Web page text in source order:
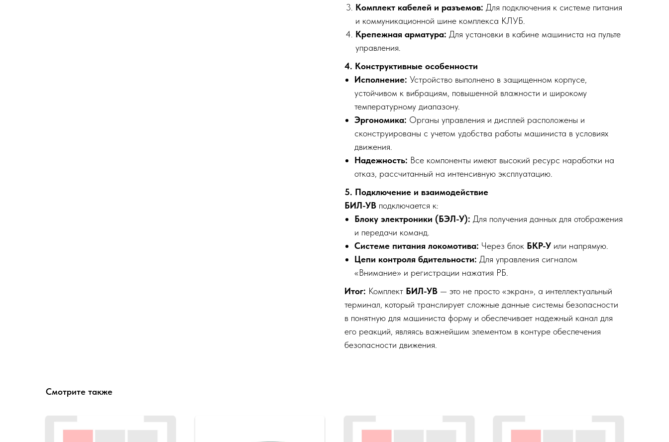
Комплект кабелей и разъемов: Для подключения к системе питания
и коммуникационной шине комплекса КЛУБ.
Крепежная арматура: Для установки в кабине машиниста на пульте
управления.
4. Конструктивные особенности
Исполнение: Устройство выполнено в защищенном корпусе,
устойчивом к вибрациям, повышенной влажности и широкому
температурному диапазону.
Эргономика: Органы управления и дисплей расположены и
сконструированы с учетом удобства работы машиниста в условиях
движения.
Надежность: Все компоненты имеют высокий ресурс наработки на
отказ, рассчитанный на интенсивную эксплуатацию.
5. Подключение и взаимодействие
БИЛ-УВ подключается к:
Блоку электроники (БЭЛ-У): Для получения данных для отображения
и передачи команд.
Системе питания локомотива: Через блок БКР-У или напрямую.
Цепи контроля бдительности: Для управления сигналом
«Внимание» и регистрации нажатия РБ.
Итог: Комплект БИЛ-УВ — это не просто «экран», а интеллектуальный
терминал, который транслирует сложные данные системы безопасности
в понятную для машиниста форму и обеспечивает надежный канал для
его реакций, являясь важнейшим элементом в контуре обеспечения
безопасности движения.
Смотрите также